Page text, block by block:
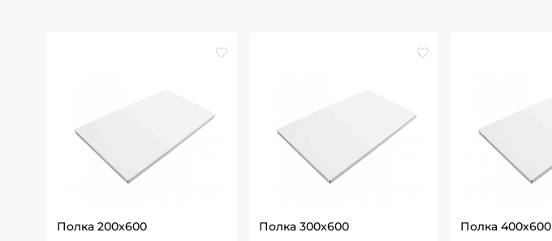
Полка 200х600 Полка 300х600 Полка 400х600